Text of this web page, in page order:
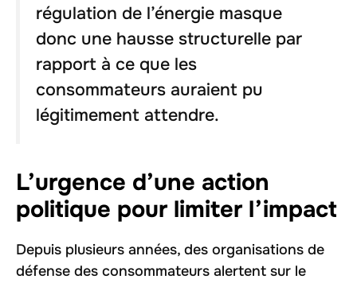
régulation de l’énergie masque
donc une hausse structurelle par
rapport à ce que les
consommateurs auraient pu
légitimement attendre.
L’urgence d’une action
politique pour limiter l’impact
Depuis plusieurs années, des organisations de
défense des consommateurs alertent sur le